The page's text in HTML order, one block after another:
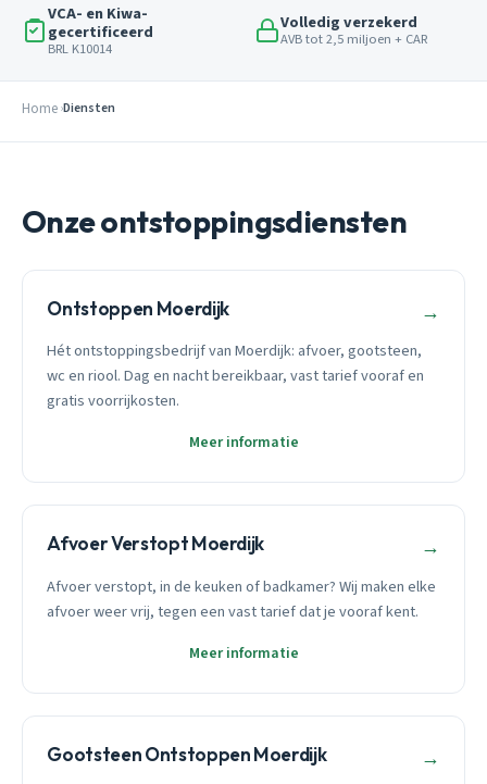
VCA- en Kiwa-
gecertificeerd
BRL K10014
Volledig verzekerd
AVB tot 2,5 miljoen + CAR
Home Diensten
Onze ontstoppingsdiensten
Ontstoppen Moerdijk →
Hét ontstoppingsbedrijf van Moerdijk: afvoer, gootsteen,
wc en riool. Dag en nacht bereikbaar, vast tarief vooraf en
gratis voorrijkosten.
Meer informatie
Afvoer Verstopt Moerdijk →
Afvoer verstopt, in de keuken of badkamer? Wij maken elke
afvoer weer vrij, tegen een vast tarief dat je vooraf kent.
Meer informatie
Gootsteen Ontstoppen Moerdijk →